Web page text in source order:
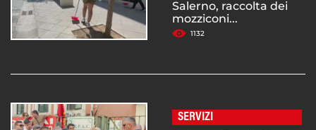
Salerno, raccolta dei
mozziconi...
1132
SERVIZI